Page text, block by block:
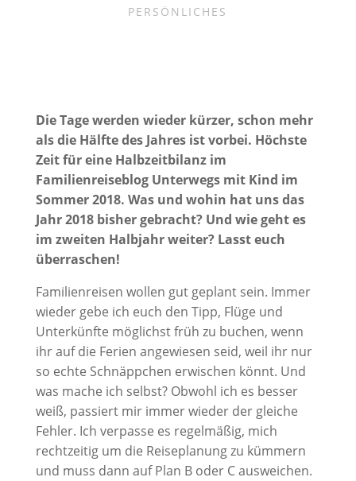
PERSÖNLICHES
Die Tage werden wieder kürzer, schon mehr
als die Hälfte des Jahres ist vorbei. Höchste
Zeit für eine Halbzeitbilanz im
Familienreiseblog Unterwegs mit Kind im
Sommer 2018. Was und wohin hat uns das
Jahr 2018 bisher gebracht? Und wie geht es
im zweiten Halbjahr weiter? Lasst euch
überraschen!
Familienreisen wollen gut geplant sein. Immer
wieder gebe ich euch den Tipp, Flüge und
Unterkünfte möglichst früh zu buchen, wenn
ihr auf die Ferien angewiesen seid, weil ihr nur
so echte Schnäppchen erwischen könnt. Und
was mache ich selbst? Obwohl ich es besser
weiß, passiert mir immer wieder der gleiche
Fehler. Ich verpasse es regelmäßig, mich
rechtzeitig um die Reiseplanung zu kümmern
und muss dann auf Plan B oder C ausweichen.